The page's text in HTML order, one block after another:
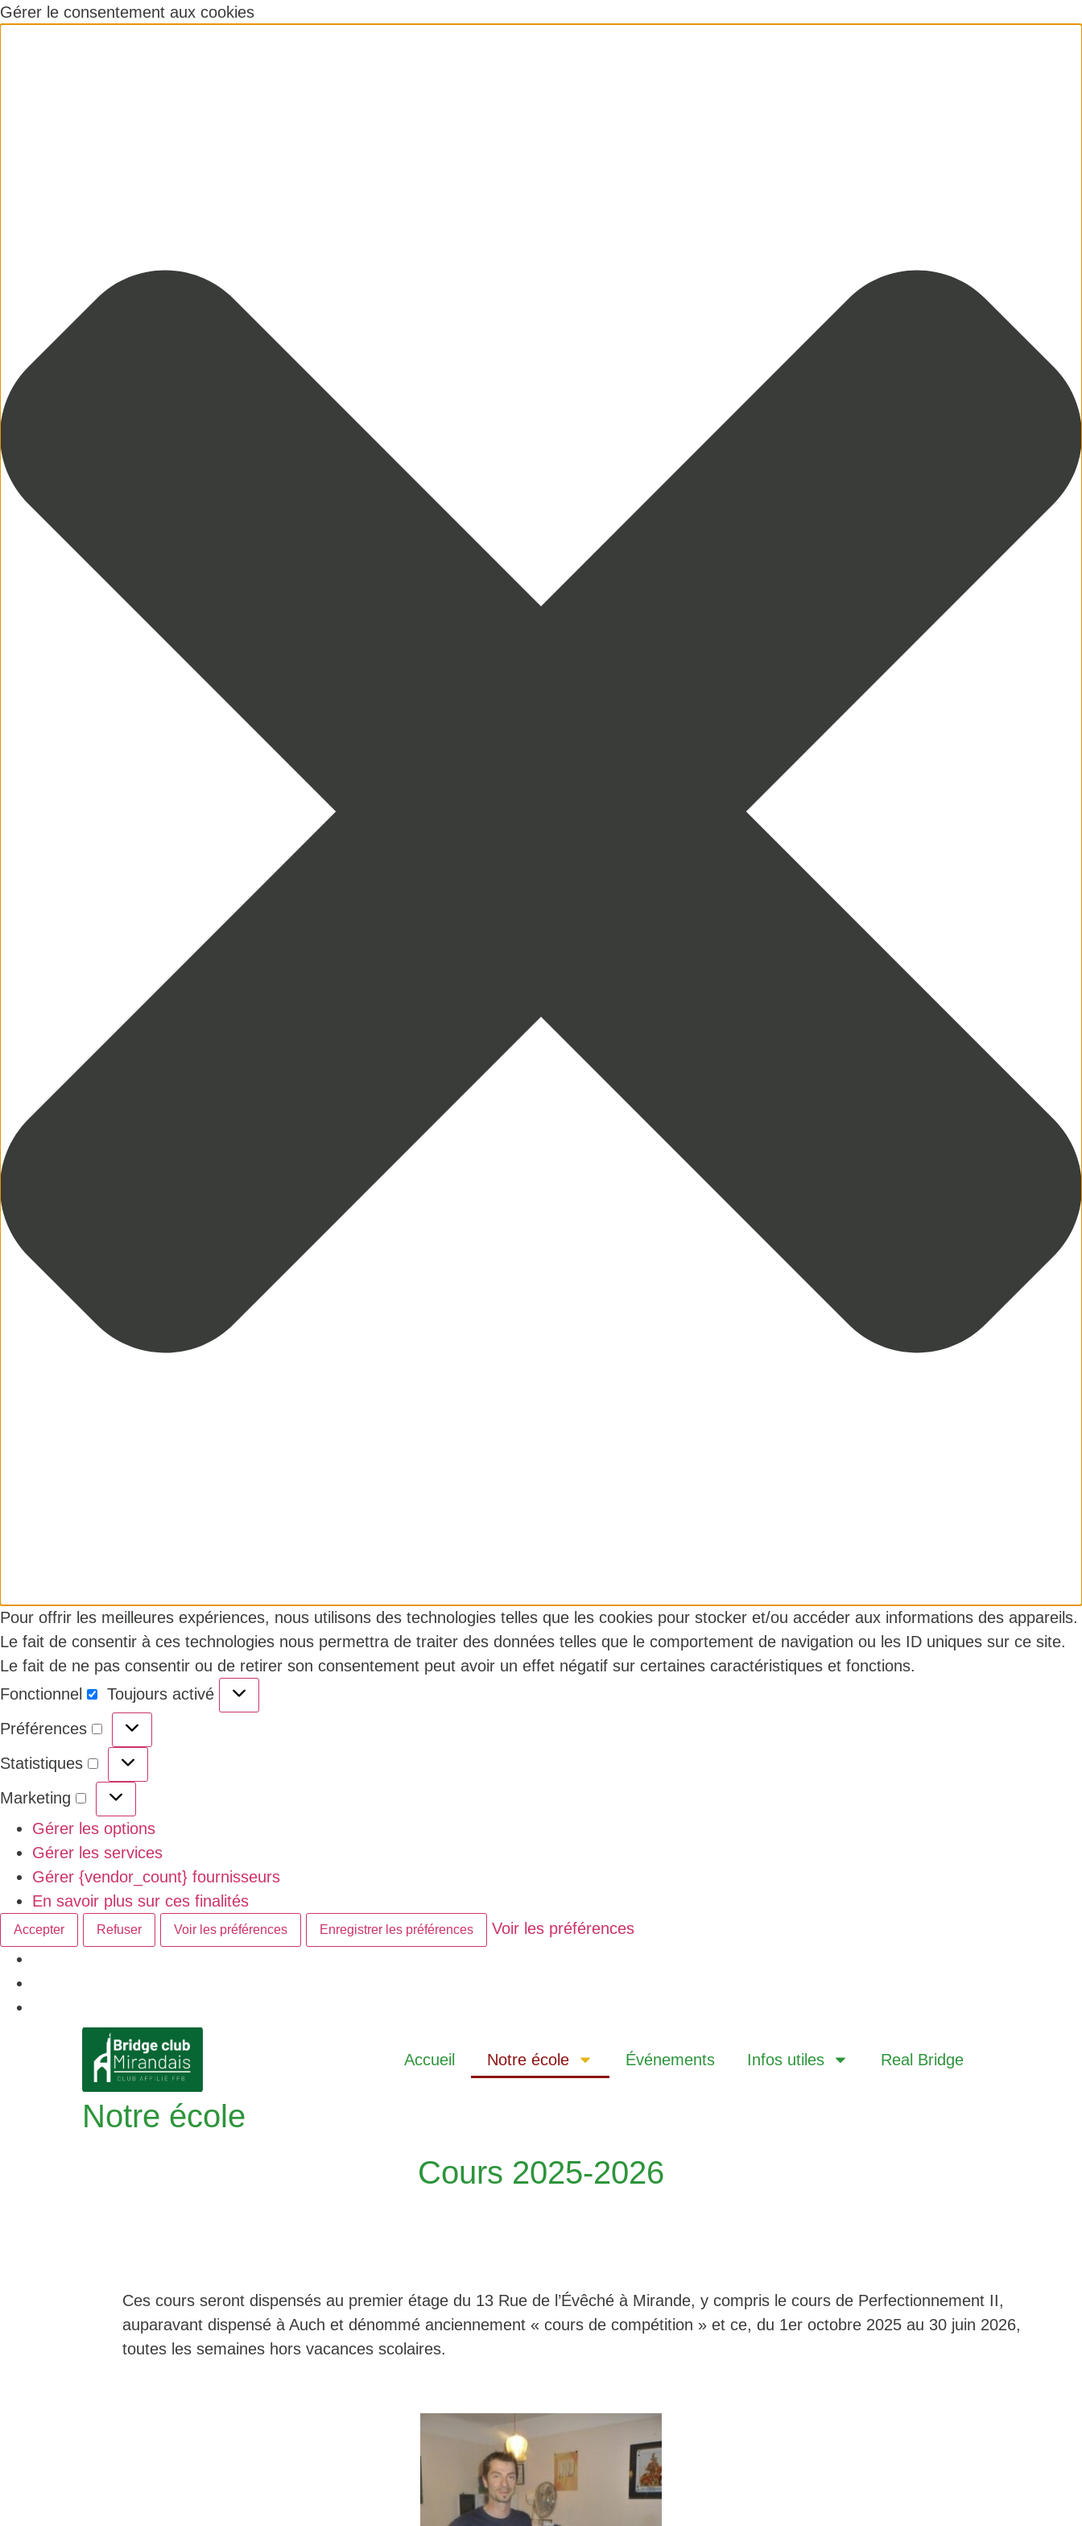
Gérer le consentement aux cookies
Pour offrir les meilleures expériences, nous utilisons des technologies telles que les cookies pour stocker et/ou accéder aux informations des appareils.
Le fait de consentir à ces technologies nous permettra de traiter des données telles que le comportement de navigation ou les ID uniques sur ce site.
Le fait de ne pas consentir ou de retirer son consentement peut avoir un effet négatif sur certaines caractéristiques et fonctions.
Fonctionnel
Toujours activé
Préférences
Statistiques
Marketing
Gérer les options
Gérer les services
Gérer {vendor_count} fournisseurs
En savoir plus sur ces finalités
Accepter Refuser Voir les préférences Enregistrer les préférences Voir les préférences
Accueil Notre école Événements Infos utiles Real Bridge
Notre école
Cours 2025-2026
Ces cours seront dispensés au premier étage du 13 Rue de l’Évêché à Mirande, y compris le cours de Perfectionnement II,
auparavant dispensé à Auch et dénommé anciennement « cours de compétition » et ce, du 1er octobre 2025 au 30 juin 2026,
toutes les semaines hors vacances scolaires.